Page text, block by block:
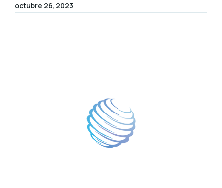
octubre 26, 2023